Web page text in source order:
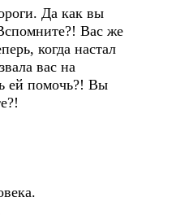
Да как вы
Вас же
когда настал
вас на
ей помочь?! Вы